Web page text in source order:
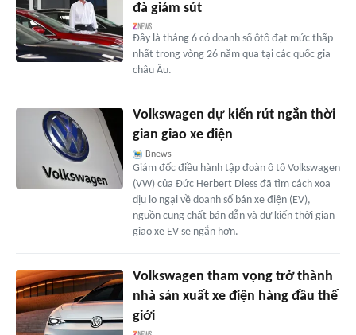
đà giảm sút
Đây là tháng 6 có doanh số ôtô đạt mức thấp
nhất trong vòng 26 năm qua tại các quốc gia
châu Âu.
Volkswagen dự kiến rút ngắn thời
gian giao xe điện
Bnews
Giám đốc điều hành tập đoàn ô tô Volkswagen
(VW) của Đức Herbert Diess đã tìm cách xoa
dịu lo ngại về doanh số bán xe điện (EV),
nguồn cung chất bán dẫn và dự kiến thời gian
giao xe EV sẽ ngắn hơn.
Volkswagen tham vọng trở thành
nhà sản xuất xe điện hàng đầu thế
giới